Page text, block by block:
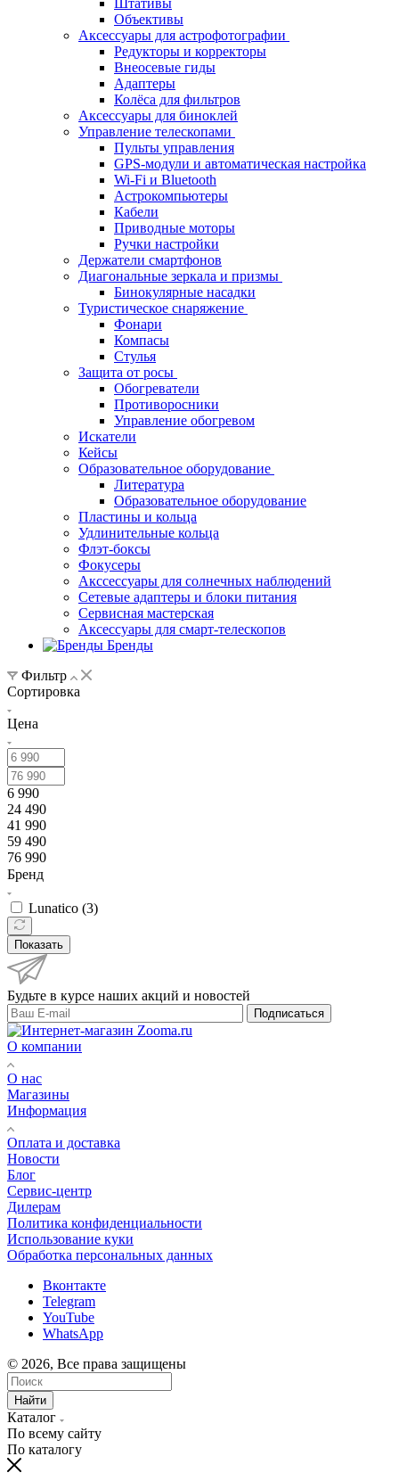
Объективы
Аксессуары для астрофотографии
Редукторы и корректоры
Внеосевые гиды
Адаптеры
Колёса для фильтров
Аксессуары для биноклей
Управление телескопами
Пульты управления
GPS-модули и автоматическая настройка
Wi-Fi и Bluetooth
Астрокомпьютеры
Кабели
Приводные моторы
Ручки настройки
Держатели смартфонов
Диагональные зеркала и призмы
Бинокулярные насадки
Туристическое снаряжение
Фонари
Компасы
Стулья
Защита от росы
Обогреватели
Противоросники
Управление обогревом
Искатели
Кейсы
Образовательное оборудование
Литература
Образовательное оборудование
Пластины и кольца
Удлинительные кольца
Флэт-боксы
Фокусеры
Акссессуары для солнечных наблюдений
Сетевые адаптеры и блоки питания
Сервисная мастерская
Аксессуары для смарт-телескопов
Бренды
Фильтр
Сортировка
Цена
6 990
24 490
41 990
59 490
76 990
Бренд
Lunatico (3)
Показать
Будьте в курсе наших акций и новостей
Подписаться
О компании
О нас
Магазины
Информация
Оплата и доставка
Новости
Блог
Сервис-центр
Дилерам
Политика конфиденциальности
Использование куки
Обработка персональных данных
Вконтакте
Telegram
YouTube
WhatsApp
© 2026, Все права защищены
Найти
Каталог
По всему сайту
По каталогу